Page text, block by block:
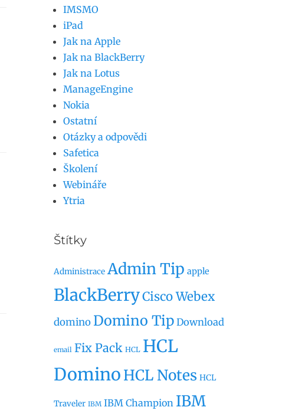
IMSMO
iPad
Jak na Apple
Jak na BlackBerry
Jak na Lotus
ManageEngine
Nokia
Ostatní
Otázky a odpovědi
Safetica
Školení
Webináře
Ytria
Štítky
Administrace Admin Tip apple
BlackBerryCisco Webex
domino Domino Tip Download
email Fix Pack HCL HCL
DominoHCL Notes HCL
Traveler IBM IBM Champion IBM